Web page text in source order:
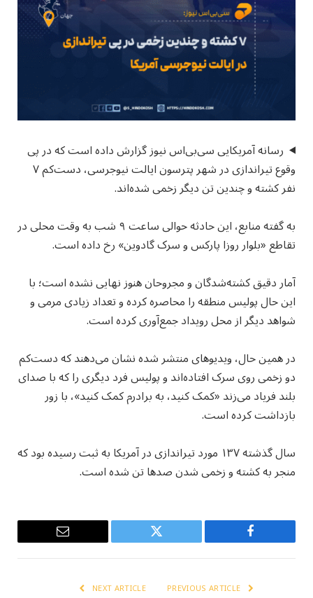
رسانه آمریکایی سی‌بی‌اس نیوز گزارش داده است که در پی
وقوع تیراندازی در شهر پترسون ایالت نیوجرسی، دست‌کم ۷
نفر کشته و چندین تن دیگر زخمی شده‌اند.
به گفته منابع، این حادثه حوالی ساعت ۹ شب به وقت محلی در
تقاطع «بلوار روزا پارکس و سرک گادوین» رخ داده است.
آمار دقیق کشته‌شدگان و مجروحان هنوز نهایی نشده است؛ با
این حال پولیس منطقه را محاصره کرده و تعداد زیادی مرمی و
شواهد دیگر از محل رویداد جمع‌آوری کرده است.
در همین حال، ویدیوهای منتشر شده نشان می‌دهند که دست‌کم
دو زخمی روی سرک افتاده‌اند و پولیس فرد دیگری را که با صدای
بلند فریاد می‌زند «کمک کنید، به برادرم کمک کنید»، با زور
بازداشت کرده است.
سال گذشته ۱۳۷ مورد تیراندازی در آمریکا به ثبت رسیده بود که
منجر به کشته و زخمی شدن صدها تن شده است.
Facebook
Twitter
Email
NEXT ARTICLE